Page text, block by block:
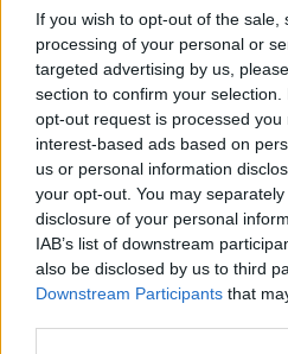
If you wish to opt-out of the
processing of your personal or
targeted advertising by us,
section to confirm your
opt-out request is processed you
interest-based ads based on
us or personal information
your opt-out. You may
disclosure of your personal
IAB’s list of downstream
also be disclosed by us to third
Downstream Participants that
qu’un sujet prend une
certains signes devenaient
soutient les démarches de
prises en conscience et les
permettent d’aller au fond
inutile. Une opportunité
que vous observiez depuis
vous choisissez d’agir avec
Émotionnellement, la
une intensité passagère :
conclusion définitive sur